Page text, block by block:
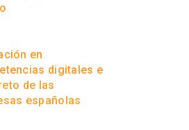
en
digitales e
de las
españolas